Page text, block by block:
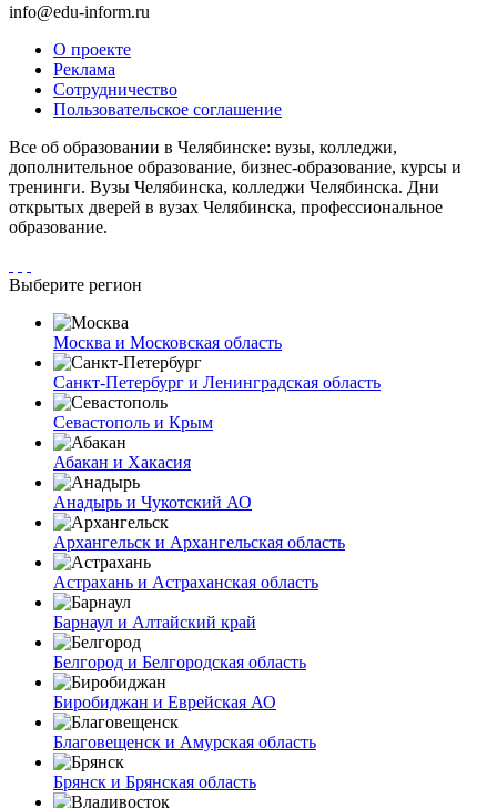
info@edu-inform.ru
О проекте
Реклама
Сотрудничество
Пользовательское соглашение
Все об образовании в Челябинске: вузы, колледжи,
дополнительное образование, бизнес-образование, курсы и
тренинги. Вузы Челябинска, колледжи Челябинска. Дни
открытых дверей в вузах Челябинска, профессиональное
образование.
Выберите регион
Москва и Московская область
Санкт-Петербург и Ленинградская область
Севастополь и Крым
Абакан и Хакасия
Анадырь и Чукотский АО
Архангельск и Архангельская область
Астрахань и Астраханская область
Барнаул и Алтайский край
Белгород и Белгородская область
Биробиджан и Еврейская АО
Благовещенск и Амурская область
Брянск и Брянская область